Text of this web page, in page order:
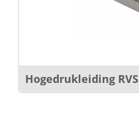
Hogedrukleiding RVS